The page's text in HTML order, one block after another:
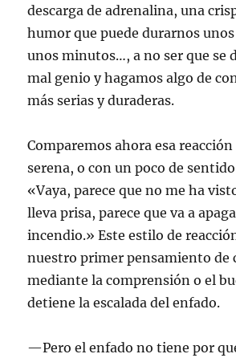
descarga de adrenalina, una
humor que puede durarnos
unos minutos…, a no ser que se
mal genio y hagamos algo de
más serias y duraderas.
Comparemos ahora esa
serena, o con un poco de
«Vaya, parece que no me ha
lleva prisa, parece que va a
incendio.» Este estilo de
nuestro primer pensamiento de
mediante la comprensión o el
detiene la escalada del enfado.
—Pero el enfado no tiene por